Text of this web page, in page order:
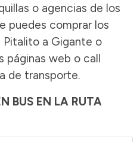
o agencias de los
puedes comprar los
a Gigante o
páginas web o call
de transporte.
BUS EN LA RUTA